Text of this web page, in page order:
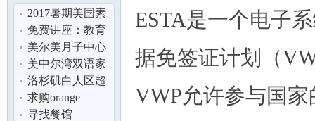
2017暑期美国素
质训练营 带给你
不同反响的
免费讲座：教育
金与助学金
美尔美月子中心
高端白人社区 环
境优美 临
美中尔湾双语家
庭招寄宿生（小
学,初中,高中
洛杉矶白人区超
高性价比出租：
自住独立HOUS
求购orange
country (橙县）
寻找餐馆
ESTA是一个电子
据免签证计划（
VWP允许参与国